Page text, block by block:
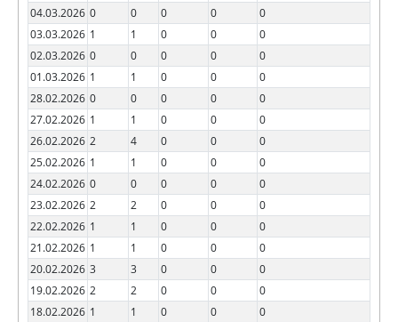
04.03.2026 0 0 0 0
0
03.03.2026 1 1 0 0
0
02.03.2026 0 0 0 0
0
01.03.2026 1 1 0 0
0
28.02.2026 0 0 0 0
0
27.02.2026 1 1 0 0
0
26.02.2026 2 4 0 0
0
25.02.2026 1 1 0 0
0
24.02.2026 0 0 0 0
0
23.02.2026 2 2 0 0
0
22.02.2026 1 1 0 0
0
21.02.2026 1 1 0 0
0
20.02.2026 3 3 0 0
0
19.02.2026 2 2 0 0
0
18.02.2026 1 1 0 0
0